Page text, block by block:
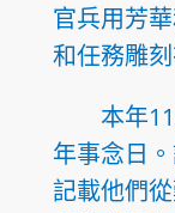
官兵用芳
和任務雕
本年
年事念日
記載他們